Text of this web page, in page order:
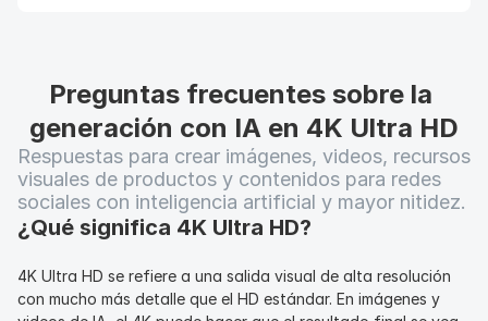
Preguntas frecuentes sobre la
generación con IA en 4K Ultra HD
Respuestas para crear imágenes, videos, recursos
visuales de productos y contenidos para redes
sociales con inteligencia artificial y mayor nitidez.
¿Qué significa 4K Ultra HD?
4K Ultra HD se refiere a una salida visual de alta resolución
con mucho más detalle que el HD estándar. En imágenes y